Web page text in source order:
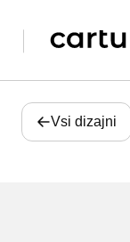
Vsi dizajni